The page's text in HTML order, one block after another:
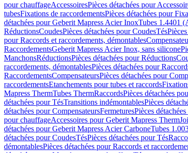
pour chauffageAccessoiresPièces détachées pour
tubesFixations de raccordementsPièces détachées pour
détachées pour Geberit Mapress Acier InoxTubes 1.4401
RéductionsCoudesPièces détachées pour CoudesTés
pour Raccords et raccordements, démontables
RaccordementsGeberit Mapress Acier Inox, sans silicone
ManchonsRéductionsPièces détachées pour Réductions
raccordements, démontablesPièces détachées pour
RaccordementsCompensateursPièces détachées pour
raccordementsEtanchements pour tubes et raccords
Mapress ThermTubes ThermRaccordsPièces détachées
détachées pour TésTransitions indémontablesPièces
détachées pour CompensateursFermeturesPièces
pour chauffageAccessoires pour Geberit Mapress Therm
détachées pour Geberit Mapress Acier CarboneTubes
détachées pour CoudesTésPièces détachées pour Tés
démontablesPièces détachées pour Raccords et